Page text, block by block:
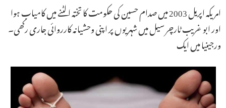
امریکہ اپریل 2003 میں صدام حسین کی حکومت کا تختہ الٹنے میں کامیاب ہوا
اور ابو غریب ٹارچر سیل میں شہریوں پر اپنی وحشیانہ کارروائی جاری رکھی۔
ورجینیا میں ایک